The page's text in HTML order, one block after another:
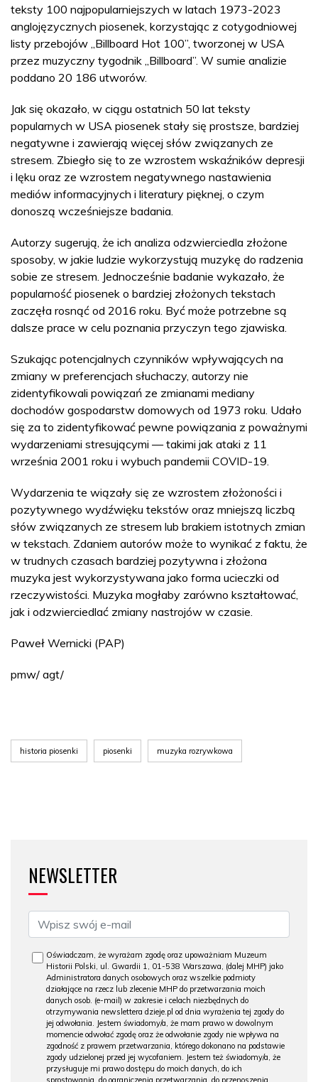
teksty 100 najpopularniejszych w latach 1973-2023
anglojęzycznych piosenek, korzystając z cotygodniowej
listy przebojów „Billboard Hot 100”, tworzonej w USA
przez muzyczny tygodnik „Billboard”. W sumie analizie
poddano 20 186 utworów.
Jak się okazało, w ciągu ostatnich 50 lat teksty
popularnych w USA piosenek stały się prostsze, bardziej
negatywne i zawierają więcej słów związanych ze
stresem. Zbiegło się to ze wzrostem wskaźników depresji
i lęku oraz ze wzrostem negatywnego nastawienia
mediów informacyjnych i literatury pięknej, o czym
donoszą wcześniejsze badania.
Autorzy sugerują, że ich analiza odzwierciedla złożone
sposoby, w jakie ludzie wykorzystują muzykę do radzenia
sobie ze stresem. Jednocześnie badanie wykazało, że
popularność piosenek o bardziej złożonych tekstach
zaczęła rosnąć od 2016 roku. Być może potrzebne są
dalsze prace w celu poznania przyczyn tego zjawiska.
Szukając potencjalnych czynników wpływających na
zmiany w preferencjach słuchaczy, autorzy nie
zidentyfikowali powiązań ze zmianami mediany
dochodów gospodarstw domowych od 1973 roku. Udało
się za to zidentyfikować pewne powiązania z poważnymi
wydarzeniami stresującymi — takimi jak ataki z 11
września 2001 roku i wybuch pandemii COVID-19.
Wydarzenia te wiązały się ze wzrostem złożoności i
pozytywnego wydźwięku tekstów oraz mniejszą liczbą
słów związanych ze stresem lub brakiem istotnych zmian
w tekstach. Zdaniem autorów może to wynikać z faktu, że
w trudnych czasach bardziej pozytywna i złożona
muzyka jest wykorzystywana jako forma ucieczki od
rzeczywistości. Muzyka mogłaby zarówno kształtować,
jak i odzwierciedlać zmiany nastrojów w czasie.
Paweł Wernicki (PAP)
pmw/ agt/
historia piosenki piosenki muzyka rozrywkowa
NEWSLETTER
Oświadczam, że wyrażam zgodę oraz upoważniam Muzeum
Historii Polski, ul. Gwardii 1, 01-538 Warszawa, (dalej MHP) jako
Administratora danych osobowych oraz wszelkie podmioty
działające na rzecz lub zlecenie MHP do przetwarzania moich
danych osob. (e-mail) w zakresie i celach niezbędnych do
otrzymywania newslettera dzieje.pl od dnia wyrażenia tej zgody do
jej odwołania. Jestem świadomy/a, że mam prawo w dowolnym
momencie odwołać zgodę oraz że odwołanie zgody nie wpływa na
zgodność z prawem przetwarzania, którego dokonano na podstawie
zgody udzielonej przed jej wycofaniem. Jestem też świadomy/a, że
przysługuje mi prawo dostępu do moich danych, do ich
sprostowania, do ograniczenia przetwarzania, do przenoszenia